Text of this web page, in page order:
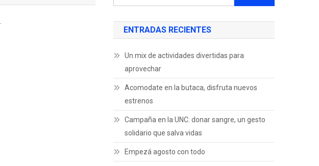
ENTRADAS RECIENTES
Un mix de actividades divertidas para
aprovechar
Acomodate en la butaca, disfruta nuevos
estrenos
Campaña en la UNC: donar sangre, un gesto
solidario que salva vidas
Empezá agosto con todo